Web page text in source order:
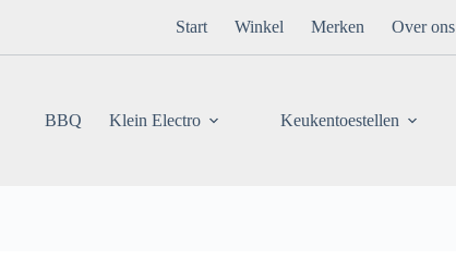
Start Winkel Merken Over ons
BBQ Klein Electro Keukentoestellen